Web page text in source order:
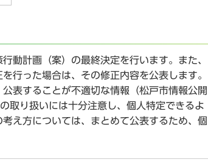
動計画（案）の最終決定を行います。また、
行った場合は、その修正内容を公表します。
表することが不適切な情報（松戸市情報公開
取り扱いには十分注意し、個人特定できるよ
え方については、まとめて公表するため、個